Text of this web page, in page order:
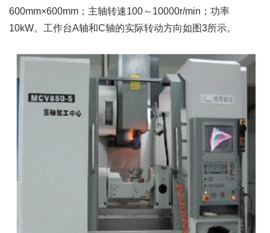
600mm×600mm；主轴转速100～10000r/min；功率
10kW。工作台A轴和C轴的实际转动方向如图3所示。